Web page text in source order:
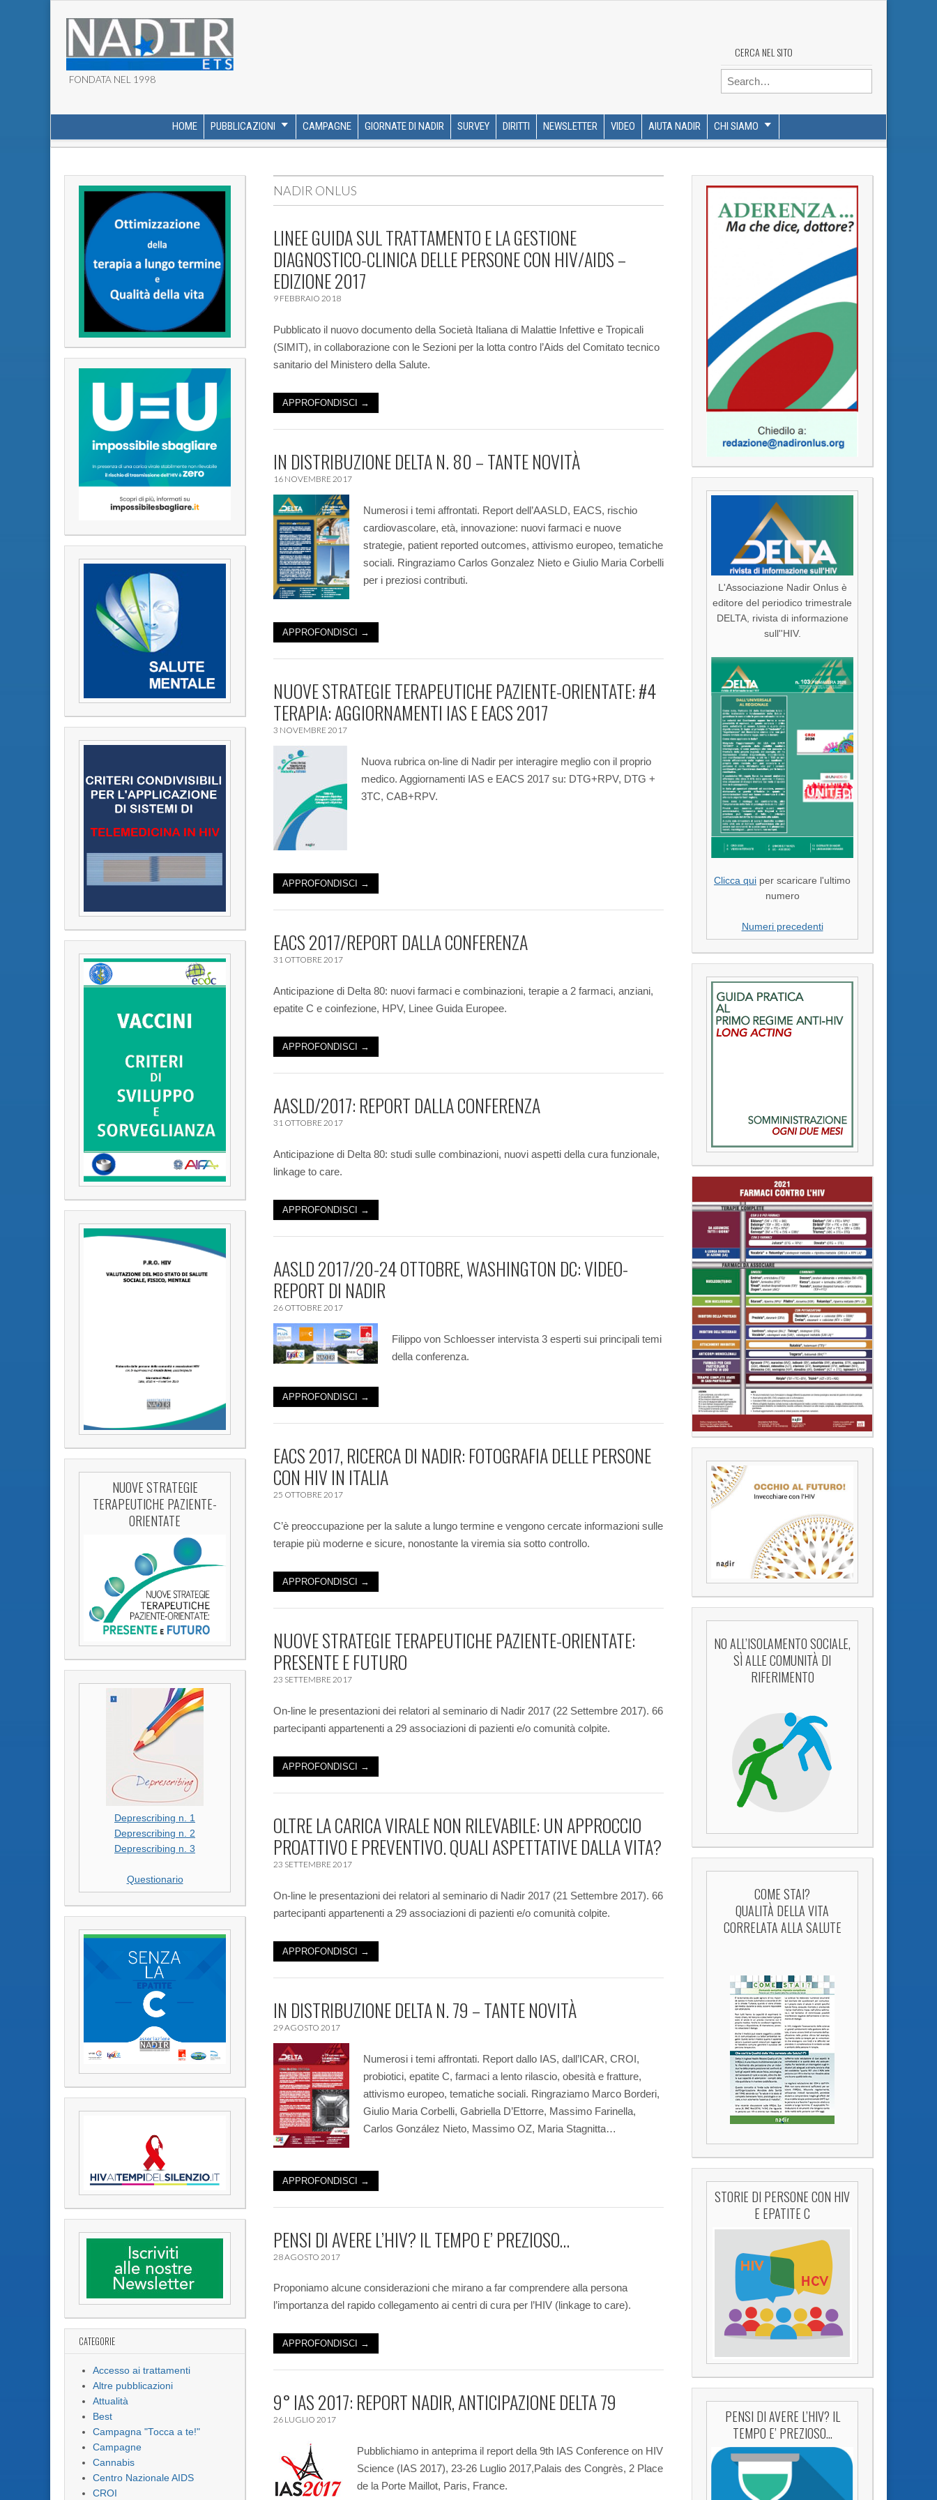
ASSOCIAZIONE NADIR ETS
FONDATA NEL 1998
CERCA NEL SITO
Search for:
MAIN MENU
SKIP TO CONTENT
HOME PUBBLICAZIONI CAMPAGNE GIORNATE DI NADIR SURVEY DIRITTI NEWSLETTER VIDEO AIUTA NADIR CHI SIAMO
SUB MENU
NUOVE STRATEGIE
TERAPEUTICHE PAZIENTE-
ORIENTATE
Deprescribing n. 1
Deprescribing n. 2
Deprescribing n. 3
Questionario
CATEGORIE
Accesso ai trattamenti
Altre pubblicazioni
Attualità
Best
Campagna "Tocca a te!"
Campagne
Cannabis
Centro Nazionale AIDS
CROI
NADIR ONLUS
LINEE GUIDA SUL TRATTAMENTO E LA GESTIONE
DIAGNOSTICO-CLINICA DELLE PERSONE CON HIV/AIDS –
EDIZIONE 2017
9 FEBBRAIO 2018
Pubblicato il nuovo documento della Società Italiana di Malattie Infettive e Tropicali
(SIMIT), in collaborazione con le Sezioni per la lotta contro l’Aids del Comitato tecnico
sanitario del Ministero della Salute.
APPROFONDISCI →
IN DISTRIBUZIONE DELTA N. 80 – TANTE NOVITÀ
16 NOVEMBRE 2017
Numerosi i temi affrontati. Report dell’AASLD, EACS, rischio
cardiovascolare, età, innovazione: nuovi farmaci e nuove
strategie, patient reported outcomes, attivismo europeo, tematiche
sociali. Ringraziamo Carlos Gonzalez Nieto e Giulio Maria Corbelli
per i preziosi contributi.
APPROFONDISCI →
NUOVE STRATEGIE TERAPEUTICHE PAZIENTE-ORIENTATE: #4
TERAPIA: AGGIORNAMENTI IAS E EACS 2017
3 NOVEMBRE 2017
Nuova rubrica on-line di Nadir per interagire meglio con il proprio
medico. Aggiornamenti IAS e EACS 2017 su: DTG+RPV, DTG +
3TC, CAB+RPV.
APPROFONDISCI →
EACS 2017/REPORT DALLA CONFERENZA
31 OTTOBRE 2017
Anticipazione di Delta 80: nuovi farmaci e combinazioni, terapie a 2 farmaci, anziani,
epatite C e coinfezione, HPV, Linee Guida Europee.
APPROFONDISCI →
AASLD/2017: REPORT DALLA CONFERENZA
31 OTTOBRE 2017
Anticipazione di Delta 80: studi sulle combinazioni, nuovi aspetti della cura funzionale,
linkage to care.
APPROFONDISCI →
AASLD 2017/20-24 OTTOBRE, WASHINGTON DC: VIDEO-
REPORT DI NADIR
26 OTTOBRE 2017
Filippo von Schloesser intervista 3 esperti sui principali temi
della conferenza.
APPROFONDISCI →
EACS 2017, RICERCA DI NADIR: FOTOGRAFIA DELLE PERSONE
CON HIV IN ITALIA
25 OTTOBRE 2017
C’è preoccupazione per la salute a lungo termine e vengono cercate informazioni sulle
terapie più moderne e sicure, nonostante la viremia sia sotto controllo.
APPROFONDISCI →
NUOVE STRATEGIE TERAPEUTICHE PAZIENTE-ORIENTATE:
PRESENTE E FUTURO
23 SETTEMBRE 2017
On-line le presentazioni dei relatori al seminario di Nadir 2017 (22 Settembre 2017). 66
partecipanti appartenenti a 29 associazioni di pazienti e/o comunità colpite.
APPROFONDISCI →
OLTRE LA CARICA VIRALE NON RILEVABILE: UN APPROCCIO
PROATTIVO E PREVENTIVO. QUALI ASPETTATIVE DALLA VITA?
23 SETTEMBRE 2017
On-line le presentazioni dei relatori al seminario di Nadir 2017 (21 Settembre 2017). 66
partecipanti appartenenti a 29 associazioni di pazienti e/o comunità colpite.
APPROFONDISCI →
IN DISTRIBUZIONE DELTA N. 79 – TANTE NOVITÀ
29 AGOSTO 2017
Numerosi i temi affrontati. Report dallo IAS, dall’ICAR, CROI,
probiotici, epatite C, farmaci a lento rilascio, obesità e fratture,
attivismo europeo, tematiche sociali. Ringraziamo Marco Borderi,
Giulio Maria Corbelli, Gabriella D’Ettorre, Massimo Farinella,
Carlos González Nieto, Massimo OZ, Maria Stagnitta…
APPROFONDISCI →
PENSI DI AVERE L’HIV? IL TEMPO E’ PREZIOSO…
28 AGOSTO 2017
Proponiamo alcune considerazioni che mirano a far comprendere alla persona
l’importanza del rapido collegamento ai centri di cura per l’HIV (linkage to care).
APPROFONDISCI →
9° IAS 2017: REPORT NADIR, ANTICIPAZIONE DELTA 79
26 LUGLIO 2017
Pubblichiamo in anteprima il report della 9th IAS Conference on HIV
Science (IAS 2017), 23-26 Luglio 2017,Palais des Congrès, 2 Place
de la Porte Maillot, Paris, France.
L'Associazione Nadir Onlus è
editore del periodico trimestrale
DELTA, rivista di informazione
sull''HIV.
Clicca qui per scaricare l'ultimo
numero
Numeri precedenti
NO ALL’ISOLAMENTO SOCIALE,
SÌ ALLE COMUNITÀ DI
RIFERIMENTO
COME STAI?
QUALITÀ DELLA VITA
CORRELATA ALLA SALUTE
STORIE DI PERSONE CON HIV
E EPATITE C
PENSI DI AVERE L’HIV? IL
TEMPO E’ PREZIOSO…